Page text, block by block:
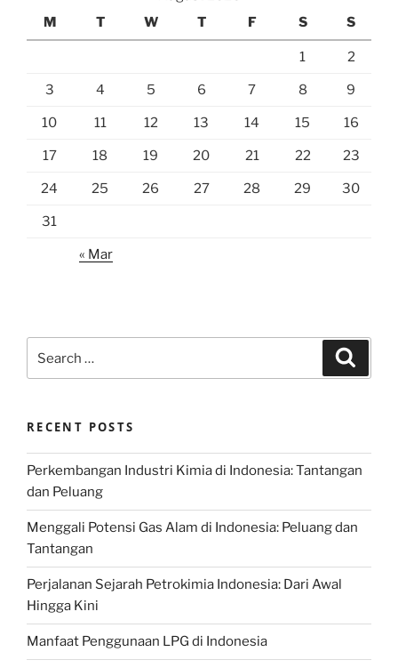
M
T W T F S S
1 2
3 4 5 6 7 8 9
10 11 12 13 14 15 16
17 18 19 20 21 22 23
24 25 26 27 28 29 30
31
« Mar
for:
RECENT POSTS
Perkembangan Industri Kimia di Indonesia: Tantangan
dan Peluang
Menggali Potensi Gas Alam di Indonesia: Peluang dan
Tantangan
Perjalanan Sejarah Petrokimia Indonesia: Dari Awal
Hingga Kini
Manfaat Penggunaan LPG di Indonesia